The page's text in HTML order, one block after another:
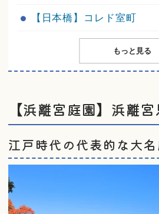
【日本橋】コレド室町
もっと見る
【浜離宮庭園】浜離
江戸時代の代表的な大